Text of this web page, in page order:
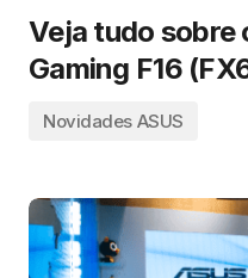
Veja tudo sobre
Gaming F16
Novidades ASUS